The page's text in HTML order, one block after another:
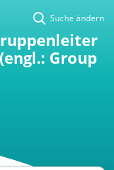
Suche ändern
Group